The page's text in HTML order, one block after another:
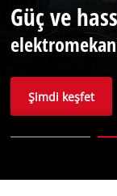
Güç ve
Şimdi keşfet